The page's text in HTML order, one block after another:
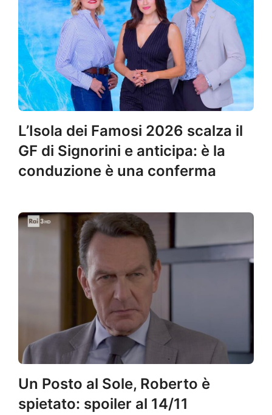
L’Isola dei Famosi 2026 scalza il
GF di Signorini e anticipa: è la
conduzione è una conferma
Un Posto al Sole, Roberto è
spietato: spoiler al 14/11